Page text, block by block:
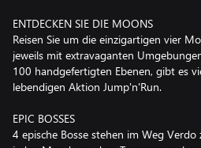
ENTDECKEN SIE DIE MOONS
Reisen Sie um die einzigartigen vier
jeweils mit extravaganten
100 handgefertigten Ebenen, gibt es
lebendigen Aktion Jump'n'Run.
EPIC BOSSES
4 epische Bosse stehen im Weg Verdo